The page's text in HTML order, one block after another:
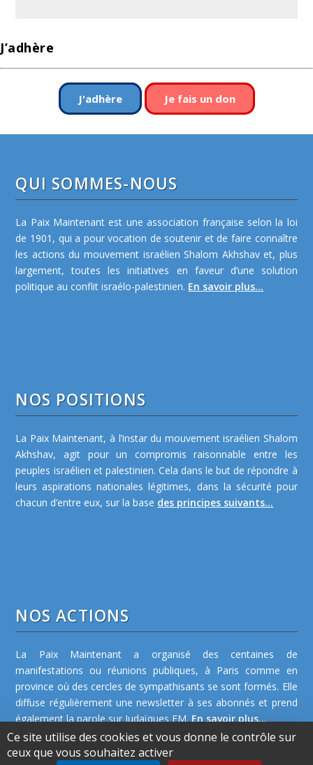
J’adhère
J'adhère Je fais un don
QUI SOMMES-NOUS
La Paix Maintenant est une association française selon la loi
de 1901, qui a pour vocation de soutenir et de faire connaître
les actions du mouvement israélien Shalom Akhshav et, plus
largement, toutes les initiatives en faveur d’une solution
politique au conflit israélo-palestinien. En savoir plus...
NOS POSITIONS
La Paix Maintenant, à l’instar du mouvement israélien Shalom
Akhshav, agit pour un compromis raisonnable entre les
peuples israélien et palestinien. Cela dans le but de répondre à
leurs aspirations nationales légitimes, dans la sécurité pour
chacun d’entre eux, sur la base des principes suivants...
NOS ACTIONS
La Paix Maintenant a organisé des centaines de
manifestations ou réunions publiques, à Paris comme en
province où des cercles de sympathisants se sont formés. Elle
diffuse régulièrement une newsletter à ses abonnés et prend
également la parole sur Judaïques FM.En savoir plus...
Ce site utilise des cookies et vous donne le contrôle sur
ceux que vous souhaitez activer